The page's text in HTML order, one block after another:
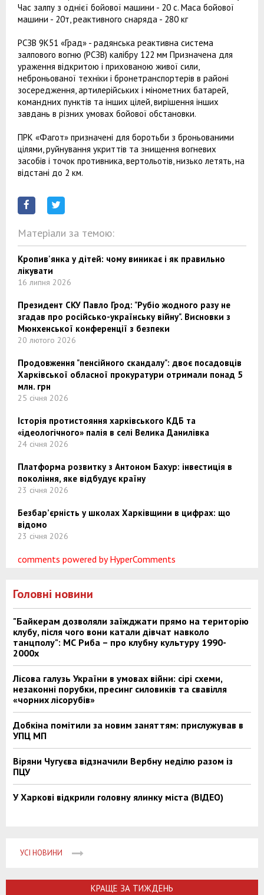
Час залпу з однієї бойової машини - 20 с. Маса бойової
машини - 20т, реактивного снаряда - 280 кг
РСЗВ 9К51 «Град» - радянська реактивна система
залпового вогню (РСЗВ) калібру 122 мм Призначена для
ураження відкритою і прихованою живої сили,
неброньованої техніки і бронетранспортерів в районі
зосередження, артилерійських і мінометних батарей,
командних пунктів та інших цілей, вирішення інших
завдань в різних умовах бойової обстановки.
ПРК «Фагот» призначені для боротьби з броньованими
цілями, руйнування укриттів та знищення вогневих
засобів і точок противника, вертольотів, низько летять, на
відстані до 2 км.
Матеріали за темою:
Кропив'янка у дітей: чому виникає і як правильно
лікувати
16 липня 2026
Президент СКУ Павло Грод: "Рубіо жодного разу не
згадав про російсько-українську війну". Висновки з
Мюнхенської конференції з безпеки
20 лютого 2026
Продовження "пенсійного скандалу": двоє посадовців
Харківської обласної прокуратури отримали понад 5
млн. грн
25 січня 2026
Історія протистояння харківського КДБ та
«ідеологічного» палія в селі Велика Данилівка
24 січня 2026
Платформа розвитку з Антоном Бахур: інвестиція в
покоління, яке відбудує країну
23 січня 2026
Безбар’єрність у школах Харківщини в цифрах: що
відомо
23 січня 2026
comments powered by HyperComments
Головні новини
"Байкерам дозволяли заїжджати прямо на територію
клубу, після чого вони катали дівчат навколо
танцполу": МС Риба – про клубну культуру 1990-
2000х
Лісова галузь України в умовах війни: сірі схеми,
незаконні порубки, пресинг силовиків та свавілля
«чорних лісорубів»
Добкіна помітили за новим заняттям: прислужував в
УПЦ МП
Віряни Чугуєва відзначили Вербну неділю разом із
ПЦУ
У Харкові відкрили головну ялинку міста (ВІДЕО)
УСІ НОВИНИ
КРАЩЕ ЗА ТИЖДЕНЬ